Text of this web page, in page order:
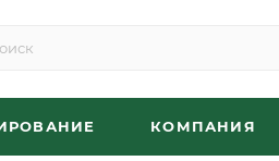
КОМПАНИЯ